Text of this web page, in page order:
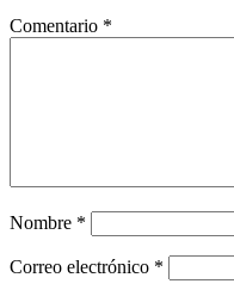
Comentario *
Nombre *
Correo electrónico *